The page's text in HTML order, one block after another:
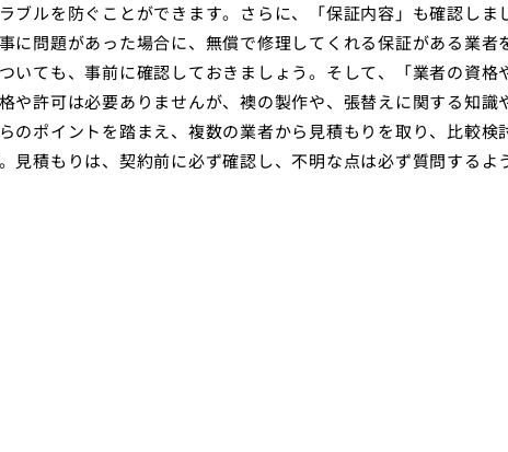
ブルを防ぐことができます。さらに、「保証内容」も確認しま
に問題があった場合に、無償で修理してくれる保証がある業者
いても、事前に確認しておきましょう。そして、「業者の資格
や許可は必要ありませんが、襖の製作や、張替えに関する知識
のポイントを踏まえ、複数の業者から見積もりを取り、比較検
見積もりは、契約前に必ず確認し、不明な点は必ず質問するよ